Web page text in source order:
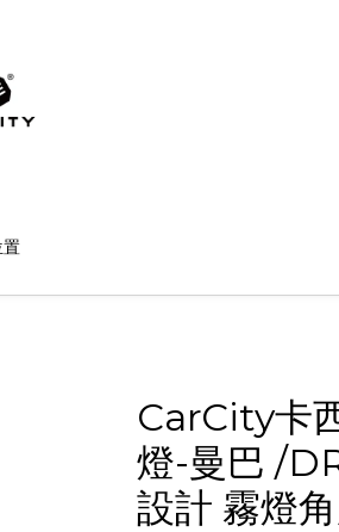
置
CarCity卡
燈-曼巴 /
設計 霧燈